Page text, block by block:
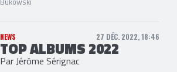
NEWS 27 DÉC. 2022, 18:46
TOP ALBUMS 2022
Par Jérôme Sérignac